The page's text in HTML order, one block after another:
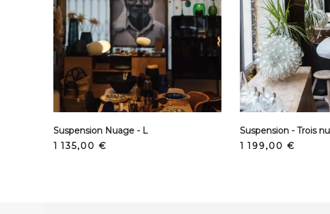
Suspension Nuage - L
Prix
1 135,00 €
Suspension - Trois
Prix
1 199,00 €